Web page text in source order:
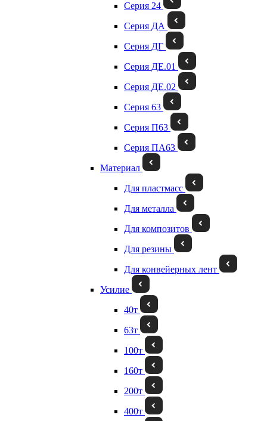
Серия 24
Серия ДА
Серия ДГ
Серия ДЕ.01
Серия ДЕ.02
Серия 63
Серия П63
Серия ПА63
Материал
Для пластмасс
Для металла
Для композитов
Для резины
Для конвейерных лент
Усилие
40т
63т
100т
160т
200т
400т